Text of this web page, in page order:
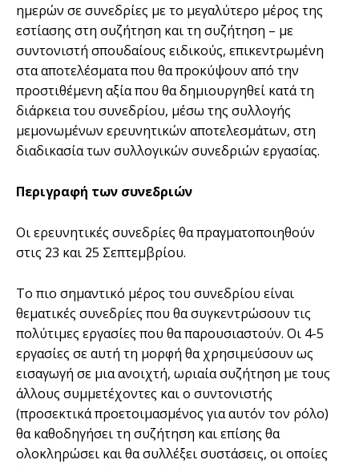
ημερών σε συνεδρίες με το μεγαλύτερο μέρος της
εστίασης στη συζήτηση και τη συζήτηση – με
συντονιστή σπουδαίους ειδικούς, επικεντρωμένη
στα αποτελέσματα που θα προκύψουν από την
προστιθέμενη αξία που θα δημιουργηθεί κατά τη
διάρκεια του συνεδρίου, μέσω της συλλογής
μεμονωμένων ερευνητικών αποτελεσμάτων, στη
διαδικασία των συλλογικών συνεδριών εργασίας.
Περιγραφή των συνεδριών
Οι ερευνητικές συνεδρίες θα πραγματοποιηθούν
στις 23 και 25 Σεπτεμβρίου.
Το πιο σημαντικό μέρος του συνεδρίου είναι
θεματικές συνεδρίες που θα συγκεντρώσουν τις
πολύτιμες εργασίες που θα παρουσιαστούν. Οι 4-5
εργασίες σε αυτή τη μορφή θα χρησιμεύσουν ως
εισαγωγή σε μια ανοιχτή, ωριαία συζήτηση με τους
άλλους συμμετέχοντες και ο συντονιστής
(προσεκτικά προετοιμασμένος για αυτόν τον ρόλο)
θα καθοδηγήσει τη συζήτηση και επίσης θα
ολοκληρώσει και θα συλλέξει συστάσεις, οι οποίες